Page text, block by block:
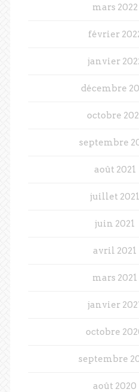
mars 2022
février
janvier
décembre
octobre
septembre
août 2021
juillet 2021
juin 2021
avril 2021
mars 2021
janvier 2021
octobre
septembre
août 2020